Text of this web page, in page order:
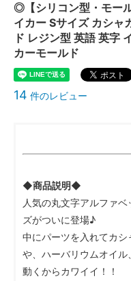
◎【シリコン型・モー
イカー Sサイズ カシャ
ド レジン型 英語 英字
カーモールド
14 件のレビュー
◆商品説明◆
人気の丸文字アルファ
ズがついに登場♪
中にパーツを入れてカ
や、ハーバリウムオイル
動くからカワイイ！！